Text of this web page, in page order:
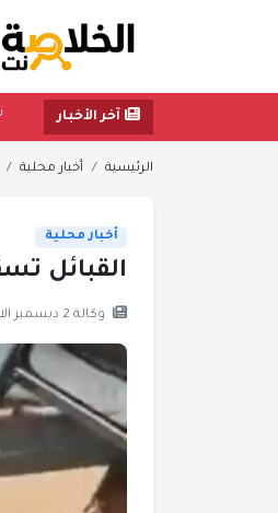
آخر الأخبار
الرئيسية أخبار محلية
أخبار محلية
القبائل
وكالة 2 ديسمبر الاخبارية- وكالة 2 ديسمبر الاخبارية - اخبار وتقارير